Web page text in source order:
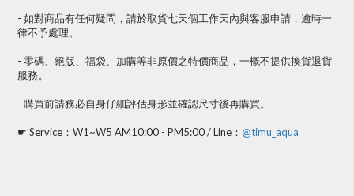
- 如對商品有任何疑問，請於取貨七天個工作天內與客服申請，逾時一
律不予處理。
- 零碼、絕版、福袋、加購等非原價之特價商品，一概不提供換貨退貨
服務。
- 購買前請務必自身仔細評估身形並確認尺寸後再購買。
☛ Service：W1~W5 AM10:00 - PM5:00 / Line： @timu_aqua